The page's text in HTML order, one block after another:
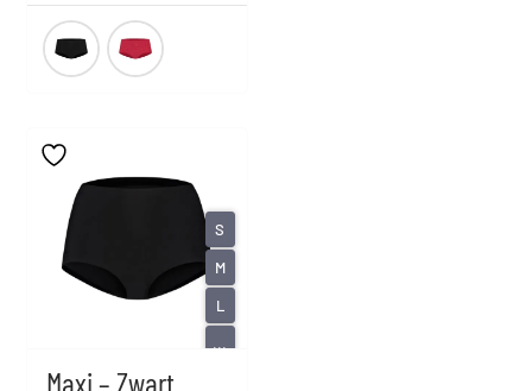
Maxi – Zwart
S
M
L
...